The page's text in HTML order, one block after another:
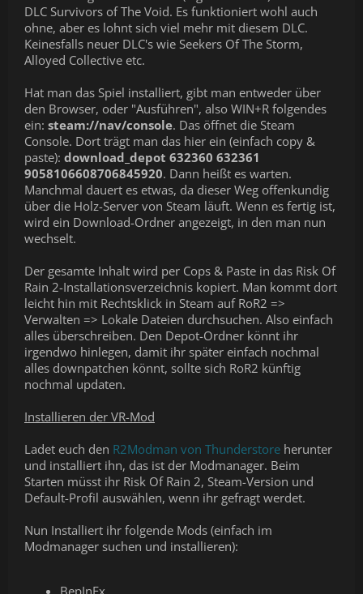
DLC Survivors of The Void. Es funktioniert wohl auch
ohne, aber es lohnt sich viel mehr mit diesem DLC.
Keinesfalls neuer DLC's wie Seekers Of The Storm,
Alloyed Collective etc.
Hat man das Spiel installiert, gibt man entweder über
den Browser, oder "Ausführen", also WIN+R folgendes
ein: steam://nav/console. Das öffnet die Steam
Console. Dort trägt man das hier ein (einfach copy &
paste): download_depot 632360 632361
9058106608706845920. Dann heißt es warten.
Manchmal dauert es etwas, da dieser Weg offenkundig
über die Holz-Server von Steam läuft. Wenn es fertig ist,
wird ein Download-Ordner angezeigt, in den man nun
wechselt.
Der gesamte Inhalt wird per Cops & Paste in das Risk Of
Rain 2-Installationsverzeichnis kopiert. Man kommt dort
leicht hin mit Rechtsklick in Steam auf RoR2 =>
Verwalten => Lokale Dateien durchsuchen. Also einfach
alles überschreiben. Den Depot-Ordner könnt ihr
irgendwo hinlegen, damit ihr später einfach nochmal
alles downpatchen könnt, sollte sich RoR2 künftig
nochmal updaten.
Installieren der VR-Mod
Ladet euch den R2Modman von Thunderstore herunter
und installiert ihn, das ist der Modmanager. Beim
Starten müsst ihr Risk Of Rain 2, Steam-Version und
Default-Profil auswählen, wenn ihr gefragt werdet.
Nun Installiert ihr folgende Mods (einfach im
Modmanager suchen und installieren):
BepInEx